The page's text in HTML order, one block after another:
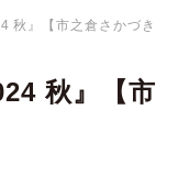
秋』【市之倉さかづき
秋』【市